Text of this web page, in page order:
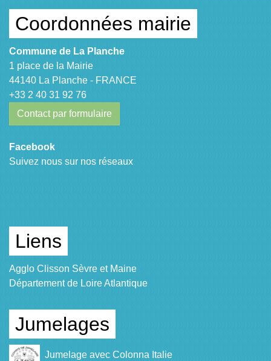
Coordonnées mairie
Commune de La Planche
1 place de la Mairie
44140 La Planche - FRANCE
+33 2 40 31 92 76
Contact par formulaire
Facebook
Suivez nous sur nos réseaux
Liens
Agglo Clisson Sèvre et Maine
Département de Loire Atlantique
Jumelages
Jumelage avec Colonna Italie